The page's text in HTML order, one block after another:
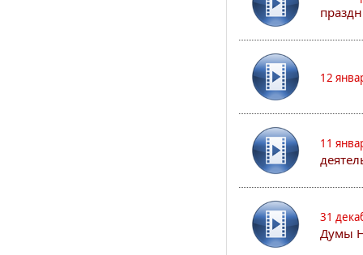
12
11
31
Думы